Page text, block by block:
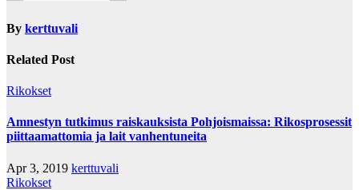
By kerttuvali
Related Post
Rikokset
Amnestyn tutkimus raiskauksista Pohjoismaissa: Rikosprosessit
piittaamattomia ja lait vanhentuneita
Apr 3, 2019 kerttuvali
Rikokset